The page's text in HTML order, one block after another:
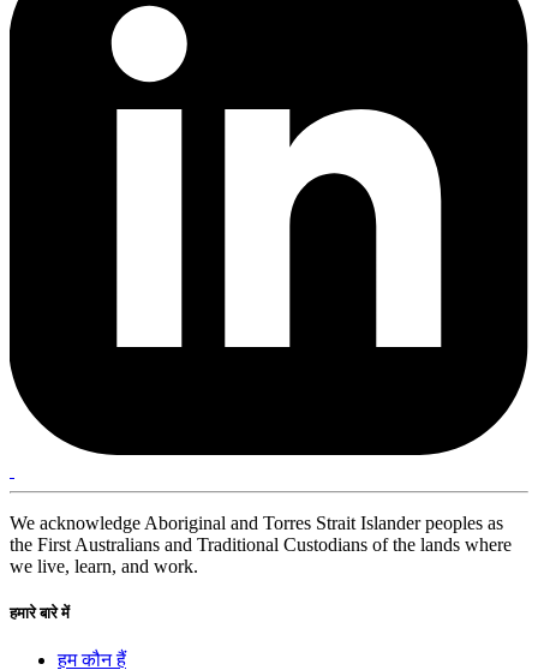
We acknowledge Aboriginal and Torres Strait Islander peoples as
the First Australians and Traditional Custodians of the lands where
we live, learn, and work.
हमारे बारे में
हम कौन हैं